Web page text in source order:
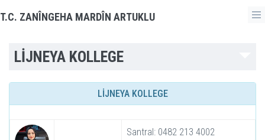
T.C. ZANÎNGEHA MARDÎN ARTUKLU
LİJNEYA KOLLEGE
LİJNEYA KOLLEGE
Santral: 0482 213 4002